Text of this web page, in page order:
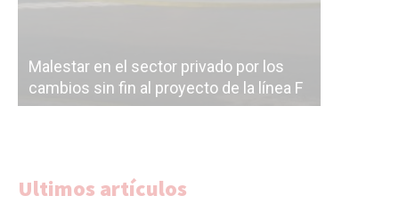
Línea Mitre: dieron oficialmente de baja
la construcción de la estación Nordelta
Ultimos artículos